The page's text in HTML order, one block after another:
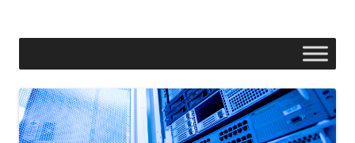
コ
ン
へ
ス
キ
ッ
プ